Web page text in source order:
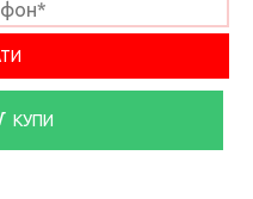
КУПИ